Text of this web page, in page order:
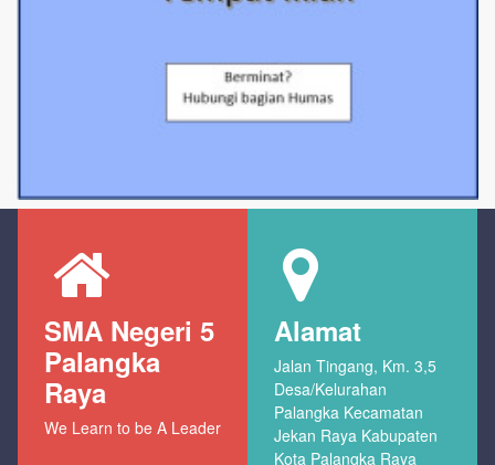
SMA Negeri 5
Palangka
Raya
We Learn to be A Leader
Alamat
Jalan Tingang, Km. 3,5
Desa/Kelurahan
Palangka Kecamatan
Jekan Raya Kabupaten
Kota Palangka Raya